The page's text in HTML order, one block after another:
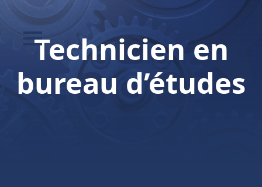
Technicien en
bureau d’études